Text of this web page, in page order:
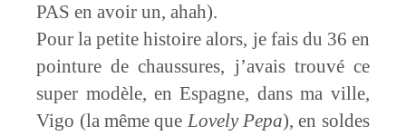
PAS en avoir un, ahah).
Pour la petite histoire alors, je fais du 36 en
pointure de chaussures, j’avais trouvé ce
super modèle, en Espagne, dans ma ville,
Vigo (la même que Lovely Pepa), en soldes